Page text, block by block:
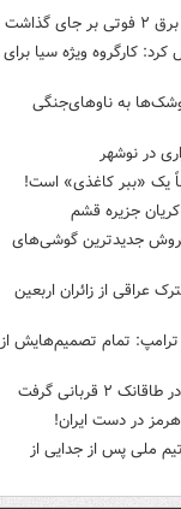
گذاشت
کرد: کارگروه ویژه سیا برای
این موشک‌ها به ناوهای‌جنگی
در نوشهر
یک «ببر کاغذی» است!
کریان جزیره قشم
جدیدترین گوشی‌های
عراقی از زائران اربعین
ترامپ: تمام تصمیم‌هایش از
قربانی گرفت
در دست ایران!
ملی پس از جدایی از